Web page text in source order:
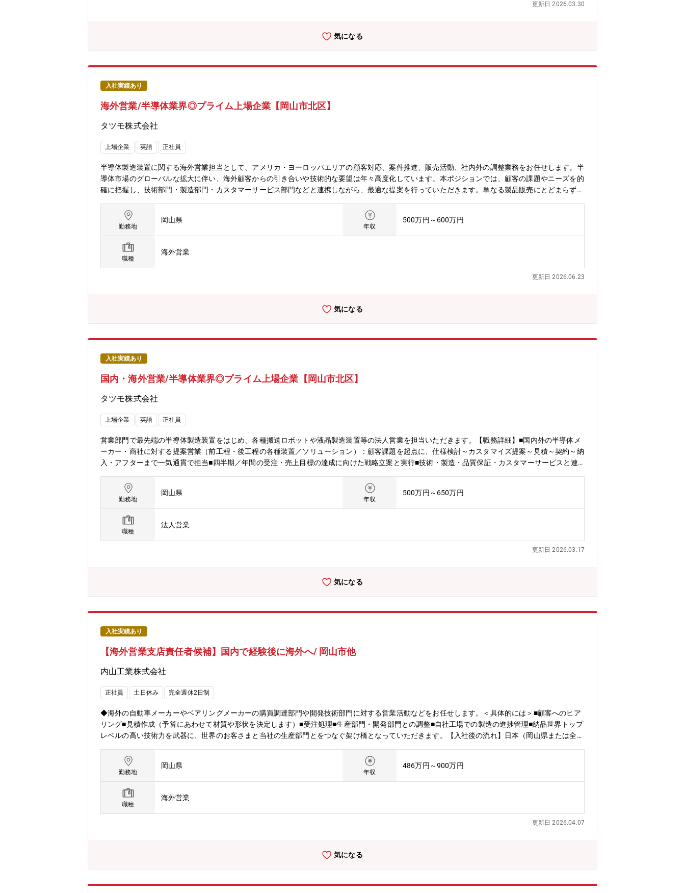
更新日 2026.03.30
気になる
入社実績あり
海外営業/半導体業界◎プライム上場企業【岡山市北区】
タツモ株式会社
上場企業 英語 正社員
半導体製造装置に関する海外営業担当として、アメリカ・ヨーロッパエリアの顧客対応、案件推進、販売活動、社内外の調整業務をお任せします。半
導体市場のグローバルな拡大に伴い、海外顧客からの引き合いや技術的な要望は年々高度化しています。本ポジションでは、顧客の課題やニーズを的
確に把握し、技術部門・製造部門・カスタマーサービス部門などと連携しながら、最適な提案を行っていただきます。単なる製品販売にとどまらず、
顧客対応および関係構築（新規・既存）・海外顧客からの引き合い対応、仕様確認、見積作成、価格交渉・半導体製造装置に関する提案営業、受注活
動・顧客ニーズ・市場動向・競合情報の収集および社内展開・技術部門、設計部門、製造部門、品質保証部門、カスタマーサービス部門との社内調
整・装置仕様、納期、価格、契約条件などに関する顧客との折衝・海外代理店・現地法人・パートナー企業との連携・受注後の納期管理、出荷調整、
検収・売上処理に関するフォロー・海外出張による顧客訪問、商談、展示会対応・英文メール、Web会議、契約関連書類などの英語対応 等
勤務地
岡山県
年収
500万円～600万円
職種
海外営業
更新日 2026.06.23
気になる
入社実績あり
国内・海外営業/半導体業界◎プライム上場企業【岡山市北区】
タツモ株式会社
上場企業 英語 正社員
営業部門で最先端の半導体製造装置をはじめ、各種搬送ロボットや液晶製造装置等の法人営業を担当いただきます。【職務詳細】■国内外の半導体メ
ーカー・商社に対する提案営業（前工程・後工程の各種装置／ソリューション）：顧客課題を起点に、仕様検討～カスタマイズ提案～見積～契約～納
入・アフターまで一気通貫で担当■四半期／年間の受注・売上目標の達成に向けた戦略立案と実行■技術・製造・品質保証・カスタマーサービスと連
要動向分析）、展示会・学会・セミナーでの情報収集とリード創出■顧客の生の声（VOC）を収集し、新製品・派生機種へのフィードバックを主導：
製品ロードマップに反映させ、当社の強み（性能・歩留まり・生産性・保守性）を最大化する提案を実施■国内外への出張や現地工場・研究所での仕
様打合せ／評価立会い、導入立上げ支援 等
勤務地
岡山県
年収
500万円～650万円
職種
法人営業
更新日 2026.03.17
気になる
入社実績あり
【海外営業支店責任者候補】国内で経験後に海外へ/ 岡山市他
内山工業株式会社
正社員 土日休み 完全週休2日制
◆海外の自動車メーカーやベアリングメーカーの購買調達部門や開発技術部門に対する営業活動などをお任せします。＜具体的には＞■顧客へのヒア
リング■見積作成（予算にあわせて材質や形状を決定します）■受注処理■生産部門・開発部門との調整■自社工場での製造の進捗管理■納品世界トップ
レベルの高い技術力を武器に、世界のお客さまと当社の生産部門とをつなぐ架け橋となっていただきます。【入社後の流れ】日本（岡山県または全国
ンド／ドイツ／上海／タイ／メキシコ／パラグアイ 等 ※ご希望を考慮したうえで配属先を決定します入社後すぐに海外へ！というと不安を感じる
方も多いでしょうが、当社は研修が充実していることも自慢のひとつ。入社後まずは数年間しっかり研修し、商品知識を身につけてください。十分な
経験を積んでいただきましたら、海外へと羽ばたいていただきます！
勤務地
岡山県
年収
486万円～900万円
職種
海外営業
更新日 2026.04.07
気になる